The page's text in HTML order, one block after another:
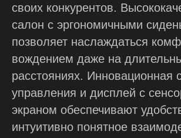
своих конкурентов.
салон с эргономичными
позволяет наслаждаться
вождением даже на
расстояниях. Инновационная
управления и дисплей с
экраном обеспечивают
интуитивно понятное